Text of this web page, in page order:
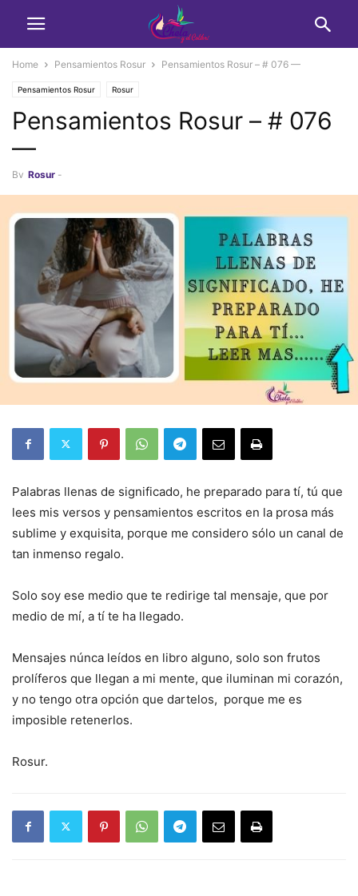
Home Pensamientos Rosur Pensamientos Rosur – # 076 —
Pensamientos Rosur Rosur
Pensamientos Rosur – # 076
—
By Rosur -
Palabras llenas de significado, he preparado para tí, tú que
lees mis versos y pensamientos escritos en la prosa más
sublime y exquisita, porque me considero sólo un canal de
tan inmenso regalo.
Solo soy ese medio que te redirige tal mensaje, que por
medio de mí, a tí te ha llegado.
Mensajes núnca leídos en libro alguno, solo son frutos
prolíferos que llegan a mi mente, que iluminan mi corazón,
y no tengo otra opción que dartelos, porque me es
imposible retenerlos.
Rosur.